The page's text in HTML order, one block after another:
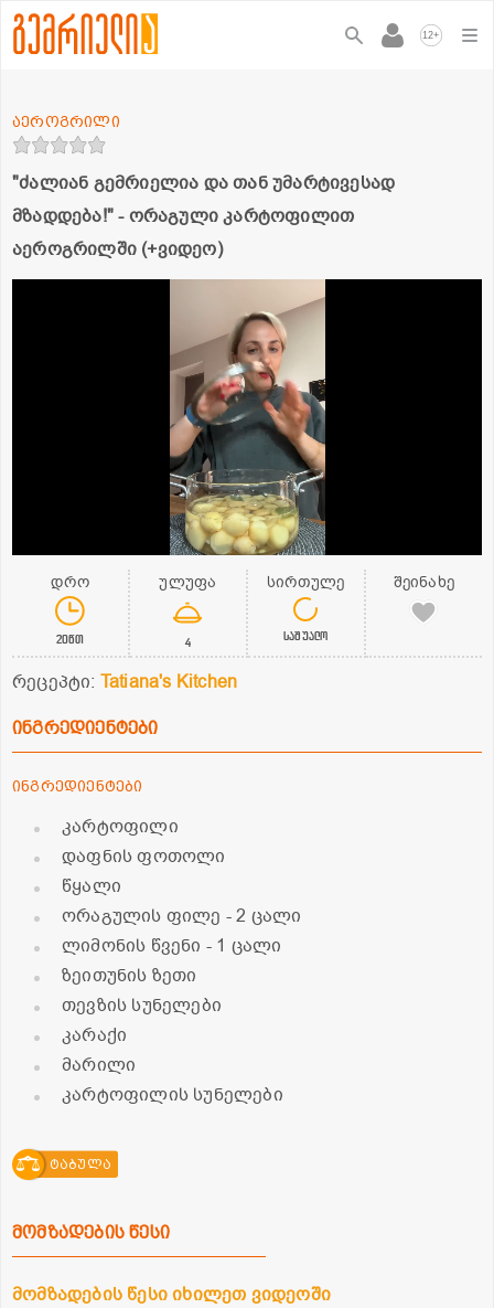
12+
"ძალიან გემრიელია და თან უმარტივესად
მზადდება!" - ორაგული კარტოფილით
აეროგრილში (+ვიდეო)
აეროგრილი
დრო
20წთ
ულუფა
4
სირთულე
საშუალო
შეინახე
რეცეპტი: Tatiana's Kitchen
ინგრედიენტები
ინგრედიენტები
კარტოფილი
დაფნის ფოთოლი
წყალი
ორაგულის ფილე - 2 ცალი
ლიმონის წვენი - 1 ცალი
ზეითუნის ზეთი
თევზის სუნელები
კარაქი
მარილი
კარტოფილის სუნელები
ტაბულა
მომზადების წესი
მომზადების წესი იხილეთ ვიდეოში